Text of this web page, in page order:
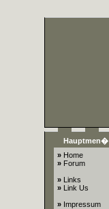
Hauptmen�
» Home
» Forum
» Links
» Link Us
» Impressum